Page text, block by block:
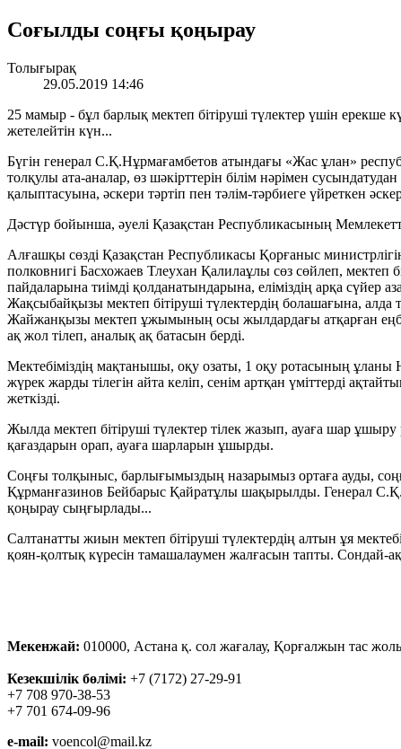
Соғылды соңғы қоңырау
Толығырақ
29.05.2019 14:46
25 мамыр - бұл барлық мектеп бітіруші түлектер үшін ерекше
жетелейтін күн...
Бүгін генерал С.Қ.Нұрмағамбетов атындағы «Жас ұлан»
толқулы ата-аналар, өз шәкірттерін білім нәрімен
қалыптасуына, әскери тәртіп пен тәлім-тәрбиеге үйреткен
Дәстүр бойынша, әуелі Қазақстан Республикасының
Алғашқы сөзді Қазақстан Республикасы Қорғаныс
полковнигі Басхожаев Тлеухан Қалилаұлы сөз сөйлеп, мектеп
пайдаларына тиімді қолданатындарына, еліміздің арқа сүйер
Жақсыбайқызы мектеп бітіруші түлектердің болашағына, алда
Жайжанқызы мектеп ұжымының осы жылдардағы атқарған
ақ жол тілеп, аналық ақ батасын берді.
Мектебіміздің мақтанышы, оқу озаты, 1 оқу ротасының
жүрек жарды тілегін айта келіп, сенім артқан үміттерді
жеткізді.
Жылда мектеп бітіруші түлектер тілек жазып, ауаға шар ұшыру
қағаздарын орап, ауаға шарларын ұшырды.
Соңғы толқыныс, барлығымыздың назарымыз ортаға ауды,
Құрманғазинов Бейбарыс Қайратұлы шақырылды. Генерал
қоңырау сыңғырлады...
Салтанатты жиын мектеп бітіруші түлектердің алтын ұя
қоян-қолтық күресін тамашалаумен жалғасын тапты. Сондай-
Мекенжай: 010000, Астана қ. сол жағалау, Қорғалжын тас
Кезекшілік бөлімі: +7 (7172) 27-29-91
+7 708 970-38-53
+7 701 674-09-96
e-mail: voencol@mail.kz